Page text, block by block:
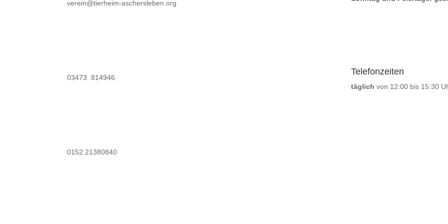
verein@tierheim-aschersleben.org
03473 814946
0152 21380840
Telefonzeiten
täglich von 12:00 bis 15:30